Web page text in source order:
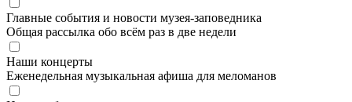
Главные события и новости музея-заповедника
Общая рассылка обо всём раз в две недели
Наши концерты
Еженедельная музыкальная афиша для меломанов